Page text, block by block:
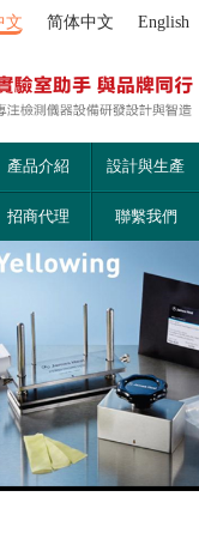
文 简体中文 English
產品介紹 設計與生產
招商代理 聯繫我們